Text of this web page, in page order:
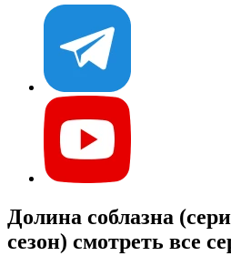
Долина соблазна
сезон) смотреть все